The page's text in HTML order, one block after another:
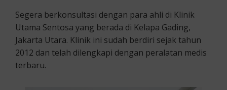
Segera berkonsultasi dengan para ahli di Klinik
Utama Sentosa yang berada di Kelapa Gading,
Jakarta Utara. Klinik ini sudah berdiri sejak tahun
2012 dan telah dilengkapi dengan peralatan medis
terbaru.